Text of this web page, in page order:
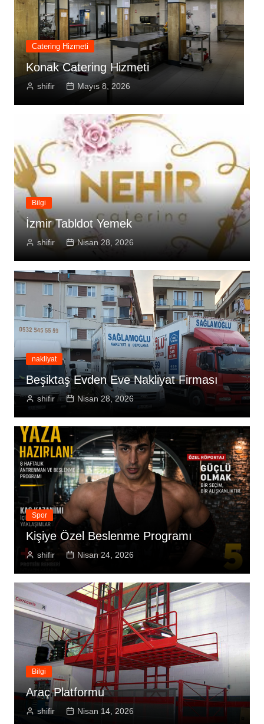
nakliyat
Kartal Evden Eve Nakliyat
shifir Mayıs 8, 2026
Bilgi
İzmir Tabldot Yemek
shifir Nisan 28, 2026
nakliyat
Beşiktaş Evden Eve Nakliyat Firması
shifir Nisan 28, 2026
Spor
Kişiye Özel Beslenme Programı
shifir Nisan 24, 2026
Bilgi
Araç Platformu
shifir Nisan 14, 2026